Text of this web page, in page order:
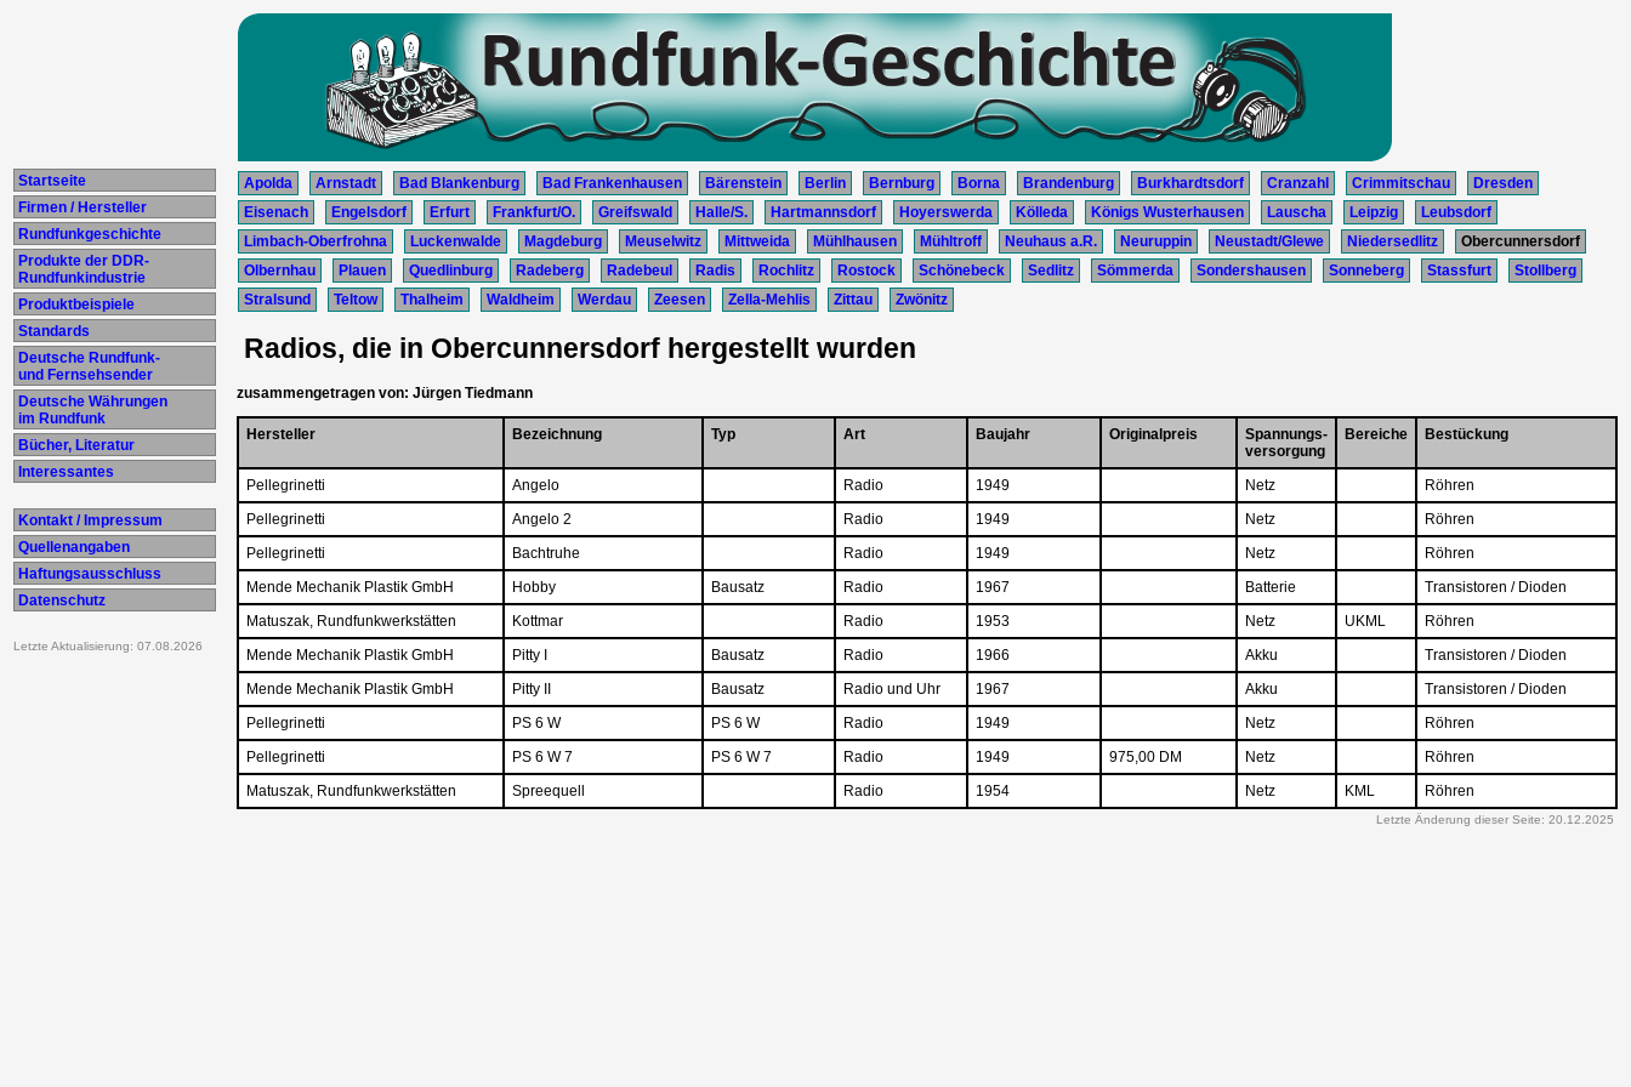
Startseite
Firmen / Hersteller
Rundfunkgeschichte
Produkte der DDR-
Rundfunkindustrie
Produktbeispiele
Standards
Deutsche Rundfunk-
und Fernsehsender
Deutsche Währungen
im Rundfunk
Bücher, Literatur
Interessantes
Kontakt / Impressum
Quellenangaben
Haftungsausschluss
Datenschutz
Letzte Aktualisierung: 07.08.2026
Apolda Arnstadt Bad Blankenburg Bad Frankenhausen Bärenstein Berlin Bernburg Borna Brandenburg Burkhardtsdorf Cranzahl Crimmitschau
Dresden
Eisenach
Engelsdorf Erfurt Frankfurt/O. Greifswald Halle/S. Hartmannsdorf Hoyerswerda Kölleda Königs Wusterhausen Lauscha Leipzig
Leubsdorf
Limbach-Oberfrohna
Luckenwalde Magdeburg Meuselwitz Mittweida Mühlhausen Mühltroff Neuhaus a.R. Neuruppin Neustadt/Glewe Niedersedlitz
Obercunnersdorf
Olbernhau
Plauen Quedlinburg Radeberg Radebeul Radis Rochlitz Rostock Schönebeck Sedlitz Sömmerda Sondershausen Sonneberg Stassfurt
Stollberg
Stralsund
Teltow Thalheim Waldheim Werdau Zeesen Zella-Mehlis Zittau Zwönitz
Radios, die in Obercunnersdorf hergestellt wurden
zusammengetragen von: Jürgen Tiedmann
Hersteller Bezeichnung Typ Art Baujahr Originalpreis
Spannungs-
versorgung
Bereiche Bestückung
Pellegrinetti Angelo Radio 1949 Netz
Röhren
Pellegrinetti
Angelo 2 Radio 1949 Netz
Röhren
Pellegrinetti
Bachtruhe Radio 1949 Netz
Röhren
Mende Mechanik Plastik GmbH
Hobby Bausatz Radio 1967 Batterie
Transistoren / Dioden
Matuszak, Rundfunkwerkstätten
Kottmar Radio 1953 Netz UKML
Röhren
Mende Mechanik Plastik GmbH
Pitty I Bausatz Radio 1966 Akku
Transistoren / Dioden
Mende Mechanik Plastik GmbH
Pitty II Bausatz Radio und Uhr 1967 Akku
Transistoren / Dioden
Pellegrinetti
PS 6 W PS 6 W Radio 1949 Netz
Röhren
Pellegrinetti
PS 6 W 7 PS 6 W 7 Radio 1949 975,00 DM Netz
Röhren
Matuszak, Rundfunkwerkstätten
Spreequell Radio 1954 Netz KML Röhren
Letzte Änderung dieser Seite: 20.12.2025